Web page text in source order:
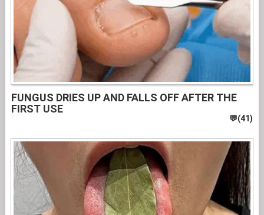
FUNGUS DRIES UP AND FALLS OFF AFTER THE
FIRST USE